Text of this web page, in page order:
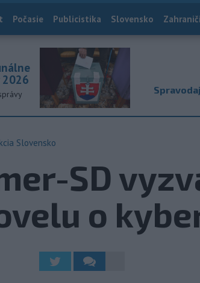
Počasie Publicistika Slovensko
Slovensko
SD
o